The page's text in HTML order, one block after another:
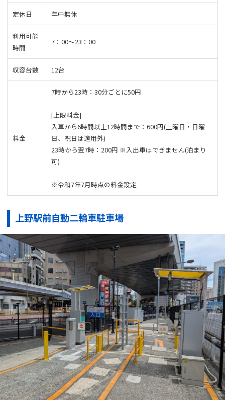
定休日 年中無休
利用可能
時間
7：00〜23：00
収容台数 12台
料金
7時から23時：30分ごとに50円
[上限料金]
入車から6時間以上12時間まで：600円(土曜日・日曜
日、祝日は適用外)
23時から翌7時：200円 ※入出車はできません(泊まり
可)
※令和7年7月時点の料金設定
上野駅前自動二輪車駐車場